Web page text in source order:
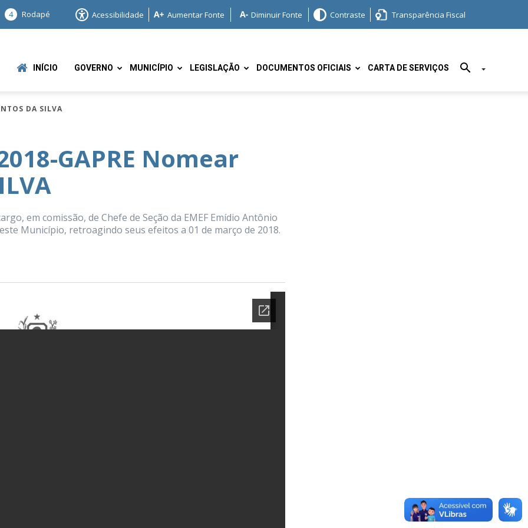
4 Rodapé Acessibilidade Aumentar Fonte Diminuir Fonte Contraste Transparência Fiscal
INÍCIO GOVERNO MUNICÍPIO LEGISLAÇÃO DOCUMENTOS OFICIAIS CARTA DE SERVIÇOS
DA SILVA
GAPRE Nomear
em comissão, de Chefe de Seção da EMEF Emídio Antônio
Município, retroagindo seus efeitos a 01 de março de 2018.